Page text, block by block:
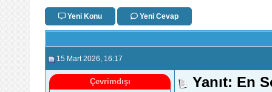
Yeni Konu Yeni Cevap
15 Mart 2026 , 16:17
Çevrimdışı
Yanıt: En